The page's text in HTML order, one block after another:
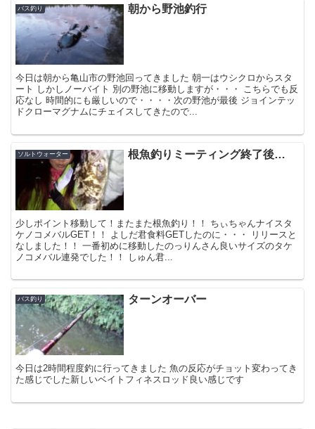
バス釣り 朝から野池釣行
今日は朝から亀山市の野池回ってきました 朝一はウシクロからスタ
ート しかしノーバイト 別の野池に移動しますが・・・ こちらでも反
応なし 時間的にも厳しいので・・・・次の野池が最後 ジョインテッ
ドクローマグナムにチェイスしてきたので...
ソルトウォーター 根魚釣りミーティング終了後…
少しポイント移動して！またまた根魚釣り！！ ちぃちゃんナイスタ
ケノコメバルGET！！ よしだ君食料GETしたのに・・・ リリースと
なしました！！ 一番初めに移動したのっりんさん良いサイズのタケ
ノコメバル連発でした！！ しゅん君...
バス釣り ターンオーバー
今日は2時間程度釣に行ってきました 魚の反応がチョット変わってき
た感じでした新しいベイトフィネスロッド良い感じです